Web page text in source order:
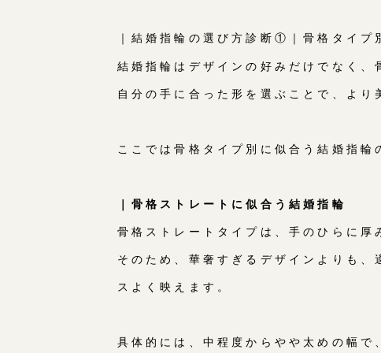
｜結婚指輪の選び方診断①｜骨格タイプ
結婚指輪はデザインの好みだけでなく、
自分の手に合った形を選ぶことで、より
ここでは骨格タイプ別に似合う結婚指輪
｜骨格ストレートに似合う結婚指輪
骨格ストレートタイプは、手のひらに厚
そのため、華奢すぎるデザインよりも
スよく映えます。
具体的には、中程度からやや太めの幅